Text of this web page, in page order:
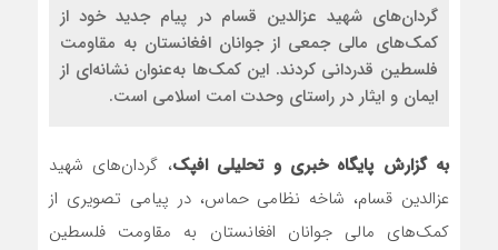
گردان‌های شهید عزالدین قسام در پیام جدید خود از
کمک‌های مالی جمعی از جوانان افغانستان به مقاومت
فلسطین قدردانی کردند. این کمک‌ها به‌عنوان نشانه‌ای از
ایمان و ایثار در راستای وحدت امت اسلامی است.
به گزارش پایگاه خبری و تحلیلی افپک، گردان‌های شهید
عزالدین قسام، شاخه نظامی حماس، در پیامی تصویری از
کمک‌های مالی جوانان افغانستان به مقاومت فلسطین